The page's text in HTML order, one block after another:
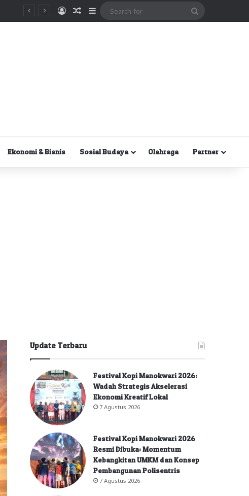
MasukRandom Article
Sidebar
Ekonomi & Bisnis Sosial Budaya Olahraga Partner
Update Terbaru
Festival Kopi Manokwari 2026:
Wadah Strategis Akselerasi
Ekonomi Kreatif Lokal
7 Agustus 2026
Festival Kopi Manokwari 2026
Resmi Dibuka: Momentum
Kebangkitan UMKM dan Konsep
Pembangunan Polisentris
7 Agustus 2026